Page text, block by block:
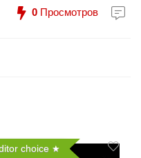
0 Просмотров
choice